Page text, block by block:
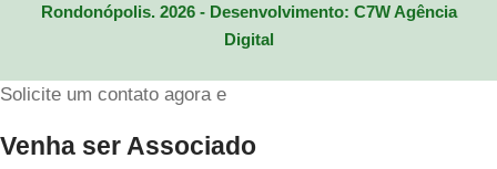
Rondonópolis. 2026 - Desenvolvimento: C7W Agência
Digital
Solicite um contato agora e
Venha ser Associado